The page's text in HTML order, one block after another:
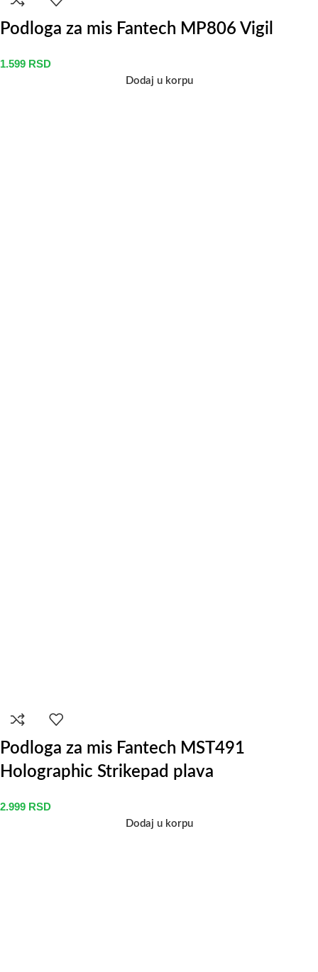
Podloga za mis Fantech MP806 Vigil
1.599 RSD
Dodaj u korpu
Podloga za mis Fantech MST491
Holographic Strikepad plava
2.999 RSD
Dodaj u korpu